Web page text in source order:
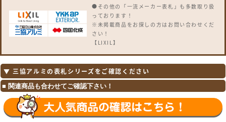
●その他の「一流メーカー表札」も多数取り扱
っております！
※未掲載商品をお探しの方はお問い合わせくだ
さい！
【LIXIL】
ン・チタンサイン・切り文字サインA・切り文
字サインB・切り文字サインC・切り文字サイ
ンD・切り文字サインS・SUS切り文字ベース
サイン・SUS抜き文字ベースサインP型・SUS
抜き文字ベースサインL型・アルファベットサ
イン・エンブレムサイン・インフォユニットサ
▼ 三協アルミの表札シリーズをご確認ください